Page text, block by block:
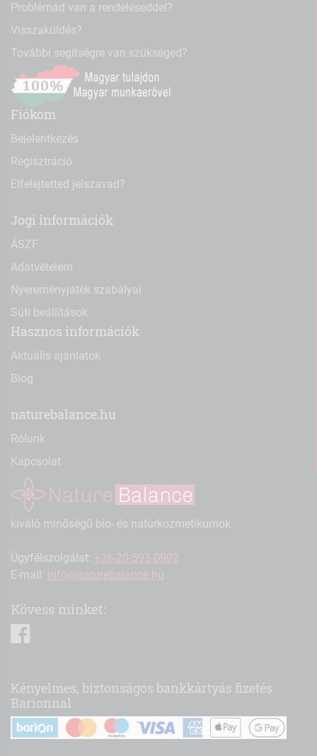
Problémád van a rendeléseddel?
Visszaküldés?
További segítségre van szükséged?
Fiókom
Bejelentkezés
Regisztráció
Elfelejtetted jelszavad?
Jogi információk
ÁSZF
Adatvételem
Nyereményjáték szabályai
Süti beállítások
Hasznos információk
Aktuális ajánlatok
Blog
naturebalance.hu
Rólunk
Kapcsolat
kiváló minőségű bio- és natúrkozmetikumok
Ügyfélszolgálat: +36-20-593-0902
E-mail: info@naturebalance.hu
Kövess minket:
Kényelmes, biztonságos bankkártyás fizetés
Barionnal